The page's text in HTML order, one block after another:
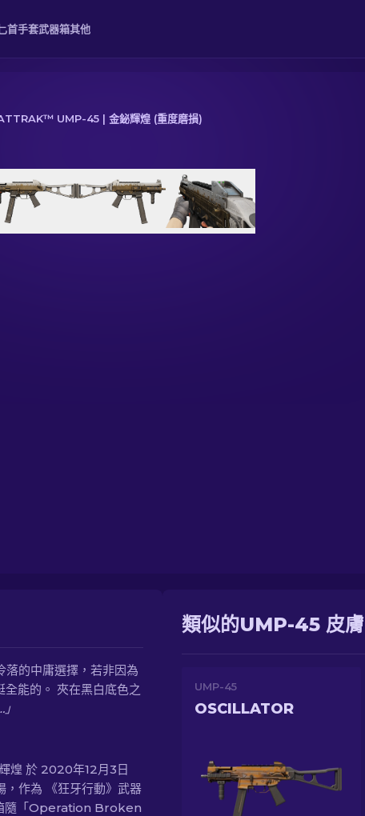
匕首手套武器箱其他
UMP-45 | 金鉍輝煌 (重度磨損)
45 | 金鉍輝煌 (重度磨損)
的中庸選擇，若非因為
能的。 夾在黑白底色之
於 2020年12月3日
，作為 《狂牙行動》武器
隨「Operation Broken
類似的UMP-45 皮膚
UMP-45
OSCILLATOR